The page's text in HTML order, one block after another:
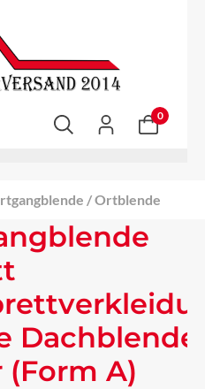
0
/ Ortblende
Dachblende
A)